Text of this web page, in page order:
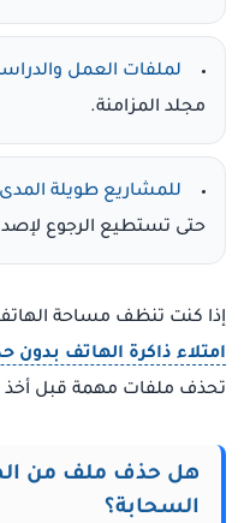
لملفات العمل
مجلد المزامنة.
للمشاريع طويلة
حتى تستطيع الرجوع
إذا كنت تنظف مساحة
امتلاء ذاكرة الهاتف
تحذف ملفات مهمة قبل أخذ
هل حذف ملف من
السحابة؟